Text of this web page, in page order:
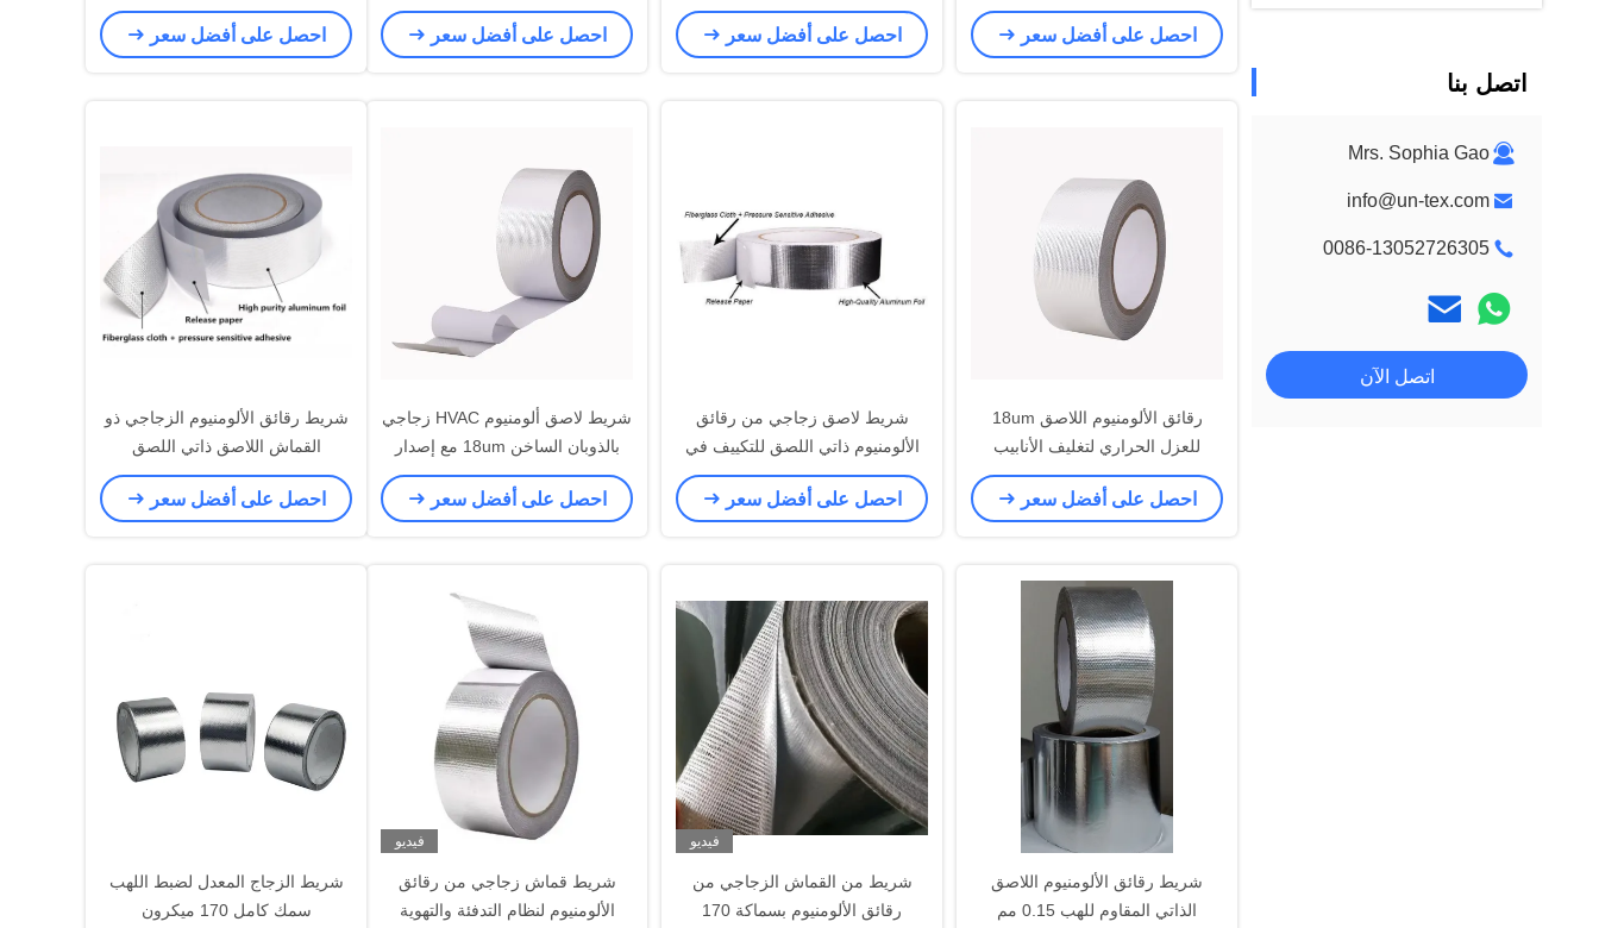
اتصل بنا
Mrs. Sophia Gao
info@un-tex.com
0086-13052726305
اتصل الآن
احصل على أفضل سعر احصل على أفضل سعر احصل على أفضل سعر احصل على أفضل سعر
رقائق الألومنيوم اللاصق 18um
للعزل الحراري لتغليف الأنابيب
احصل على أفضل سعر
شريط لاصق زجاجي من رقائق
الألومنيوم ذاتي اللصق للتكييف في
الطقس البارد
احصل على أفضل سعر
شريط لاصق ألومنيوم HVAC زجاجي
بالذوبان الساخن 18um مع إصدار
ورق
احصل على أفضل سعر
شريط رقائق الألومنيوم الزجاجي ذو
القماش اللاصق ذاتي اللصق
احصل على أفضل سعر
شريط رقائق الألومنيوم اللاصق
الذاتي المقاوم للهب 0.15 مم
فيديو
شريط من القماش الزجاجي من
رقائق الألومنيوم بسماكة 170
فيديو
شريط قماش زجاجي من رقائق
الألومنيوم لنظام التدفئة والتهوية
شريط الزجاج المعدل لضبط اللهب
سمك كامل 170 ميكرون